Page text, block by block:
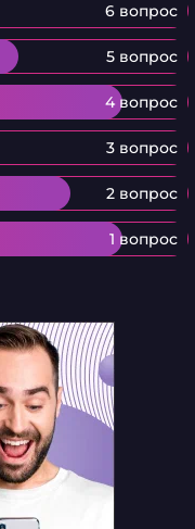
6 вопрос
5 вопрос
4 вопрос
3 вопрос
2 вопрос
1 вопрос